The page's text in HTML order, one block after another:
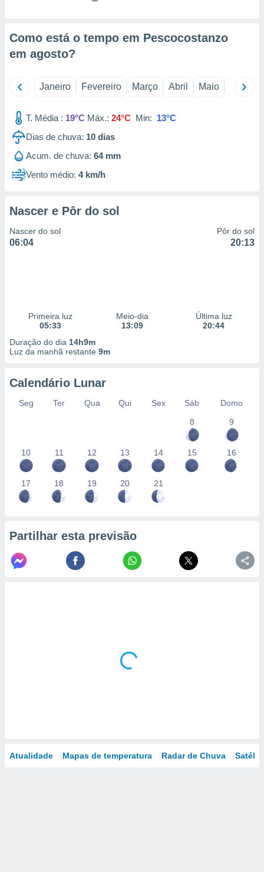
medir
da
medir o
dos
os
de dados
e melhorar
dados
através
1199
Como está o tempo em Pescocostanzo
em agosto?
Janeiro Fevereiro Março Abril Maio Junho
T. Média : 19°C Máx.: 24°C Min: 13°C
Dias de chuva: 10 dias
Acum. de chuva: 64 mm
Vento médio: 4 km/h
Nascer e Pôr do sol
Nascer do sol
06:04
Pôr do sol
20:13
Primeira luz
05:33
Meio-dia
13:09
Última luz
20:44
Duração do dia 14h9m
Luz da manhã restante 9m
Calendário Lunar
Seg Ter Qua Qui Sex Sáb
Domo
8
9
10 11 12 13 14 15 16
17 18 19 20 21
Partilhar esta previsão
Atualidade Mapas de temperatura Radar de Chuva